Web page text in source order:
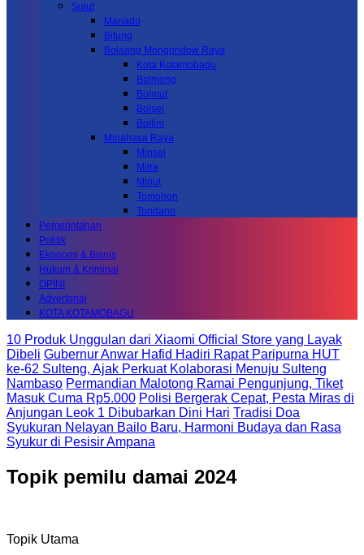
Sulut
Manado
Bitung
Bolaang Mongondow Raya
Kota Kotamobagu
Bolmong
Bolmut
Bolsel
Boltim
Minahasa Raya
Minsel
Mitra
Minut
Tomohon
Tondano
Pemerintahan
Politik
Ekonomi & Bisnis
Hukum & Kriminal
OPINI
Advertorial
KOTA KOTAMOBAGU
10 Produk Unggulan dari Xiaomi Official Store yang Layak
Dibeli Gubernur Anwar Hafid Hadiri Rapat Paripurna HUT
ke-62 Sulteng, Ajak Perkuat Kolaborasi Menuju Sulteng
Nambaso Permandian Malotong Ramai Pengunjung, Tiket
Masuk Cuma Rp5.000 Polisi Bergerak Cepat, Pesta Miras di
Anjungan Leok 1 Dibubarkan Dini Hari Tradisi Doa
Syukuran Nelayan Bailo Baru, Harmoni Budaya dan Rasa
Syukur di Pesisir Ampana
Topik pemilu damai 2024
Topik Utama